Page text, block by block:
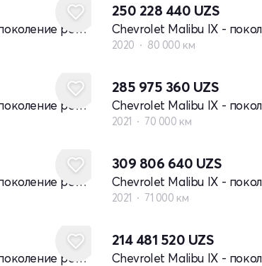
Chevrolet Malibu IX - поколение рестайлинг
250 228 440 UZS
2020 80 000 км
Chevrolet Malibu IX - поколение рестайлинг
285 975 360 UZS
2021 70 000 км
Chevrolet Malibu IX - поколение рестайлинг
309 806 640 UZS
2021 71 000 км
Chevrolet Malibu IX - поколение рестайлинг
214 481 520 UZS